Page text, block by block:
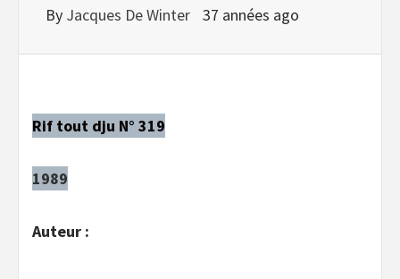
By Jacques De Winter 37 années ago
Rif tout dju N° 319
1989
Auteur :